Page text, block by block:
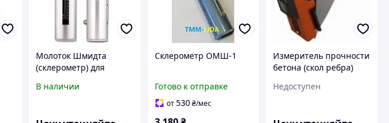
Молоток Шмидта
(склерометр) для
В наличии
Склерометр ОМШ-1
Готово к отправке
от530 ₴/мес
Измеритель прочности
бетона (скол ребра)
Недоступен